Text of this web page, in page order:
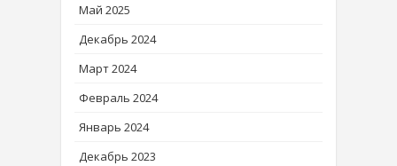
Май 2025
Декабрь 2024
Март 2024
Февраль 2024
Январь 2024
Декабрь 2023